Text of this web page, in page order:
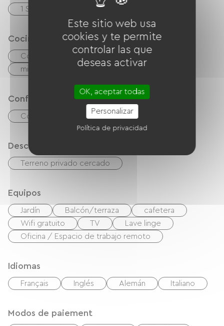
1 Salle d'eau (douche)
Cocina
Cocina
Congélateur
microonda
Confort
Comedor al aire libre
Descripción
Terreno privado cercado
Equipos
Jardín Balcón/terraza
cafetera
Wifi gratuito
TV
Lave linge
Oficina / Espacio de trabajo remoto
Idiomas
Français Inglés Alemán Italiano
Modos de paiement
Este sitio web usa
cookies y te permite
controlar las que
deseas activar
OK, aceptar todas
Personalizar
Política de privacidad